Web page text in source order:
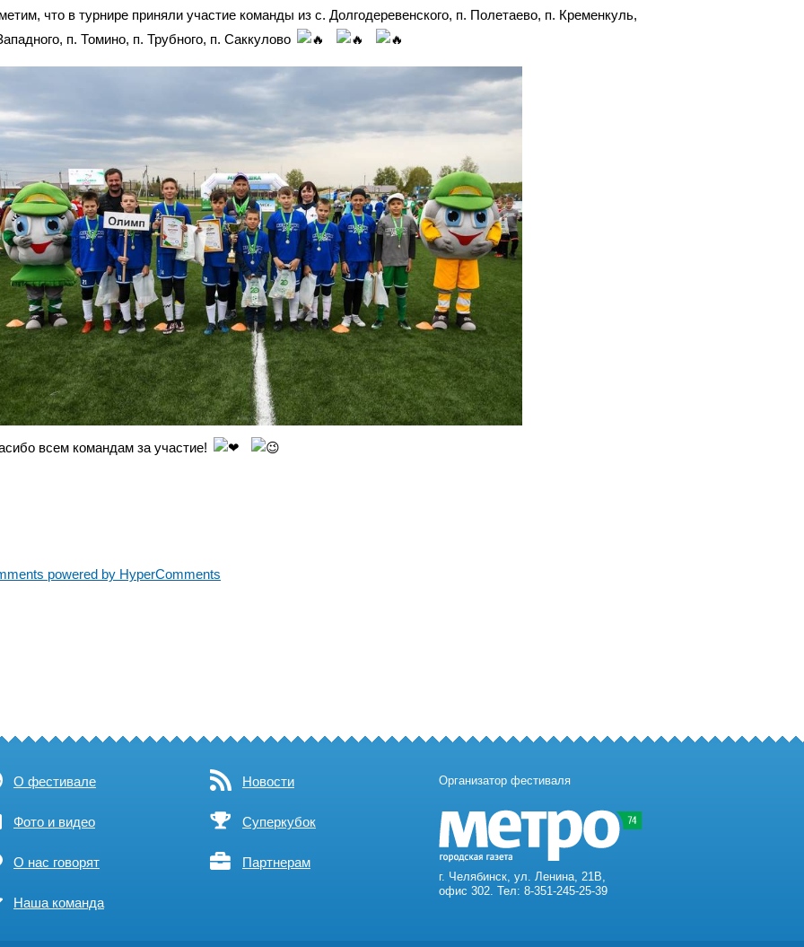
что в турнире приняли участие команды из с. Долгодеревенского, п. Полетаево, п. Кременкуль,
п. Томино, п. Трубного, п. Саккулово
всем командам за участие!
powered by HyperComments
О фестивале Новости
Фото и видео Суперкубок
О нас говорят Партнерам
Наша команда
Организатор фестиваля
г. Челябинск, ул. Ленина, 21В,
офис 302. Тел: 8-351-245-25-39